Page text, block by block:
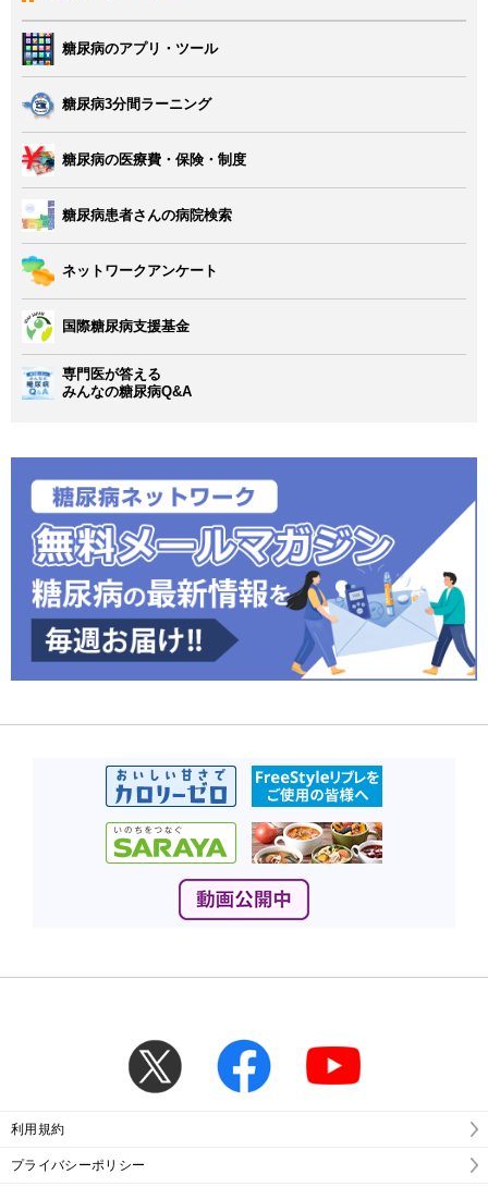
糖尿病のアプリ・ツール
糖尿病3分間ラーニング
糖尿病の医療費・保険・制度
糖尿病患者さんの病院検索
ネットワークアンケート
国際糖尿病支援基金
専門医が答える
みんなの糖尿病Q&A
利用規約
プライバシーポリシー